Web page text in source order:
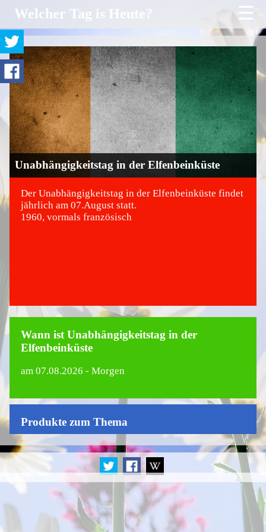
Welcher Tag is Heute? ☰
Unabhängigkeitstag in der Elfenbeinküste
Der Unabhängigkeitstag in der Elfenbeinküste findet
jährlich am 07.August statt.
1960, vormals französisch
Wann ist Unabhängigkeitstag in der
Elfenbeinküste
am 07.08.2026 - Morgen
Produkte zum Thema